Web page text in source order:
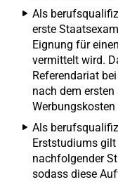
Als
erste
Eignung für
vermittelt wird.
Referendariat
nach dem
Werbungskosten
Als
Erststudiums gilt
nachfolgender
sodass diese